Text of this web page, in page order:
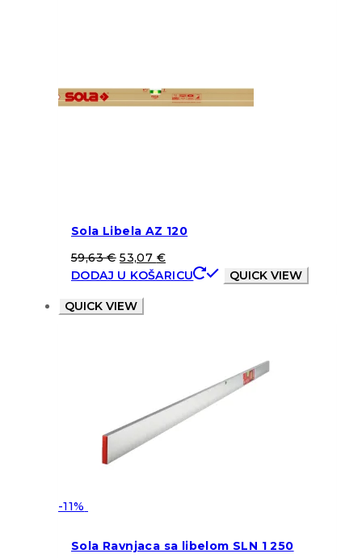
Sola Libela AZ 120
59,63€ 53,07 €
DODAJ U KOŠARICU
QUICK VIEW
QUICK VIEW
-11%
Sola Ravnjaca sa libelom SLN 1 250